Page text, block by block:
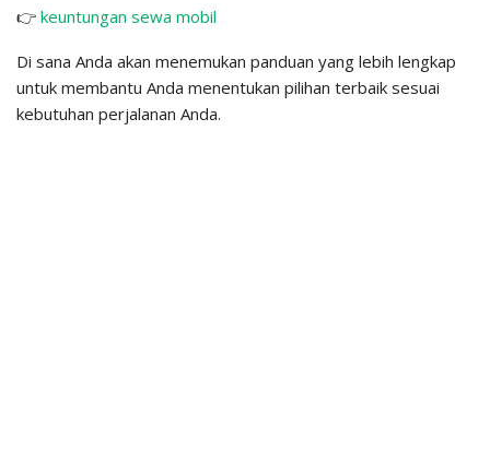
👉 keuntungan sewa mobil
Di sana Anda akan menemukan panduan yang lebih lengkap
untuk membantu Anda menentukan pilihan terbaik sesuai
kebutuhan perjalanan Anda.